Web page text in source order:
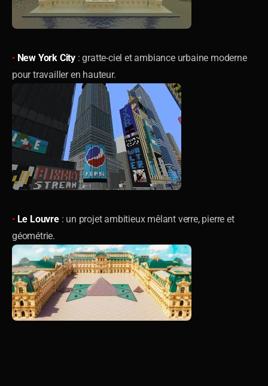
• New York City : gratte-ciel et ambiance urbaine moderne
pour travailler en hauteur.
• Le Louvre: un projet ambitieux mêlant verre, pierre et
géométrie.